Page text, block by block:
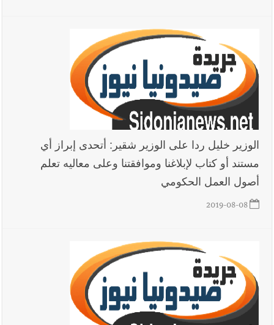
الوزير خليل ردا على الوزير شقير: أتحدى إبراز أي
مستند أو كتاب لإبلاغنا وموافقتنا وعلى معاليه تعلم
أصول العمل الحكومي
2019-08-08